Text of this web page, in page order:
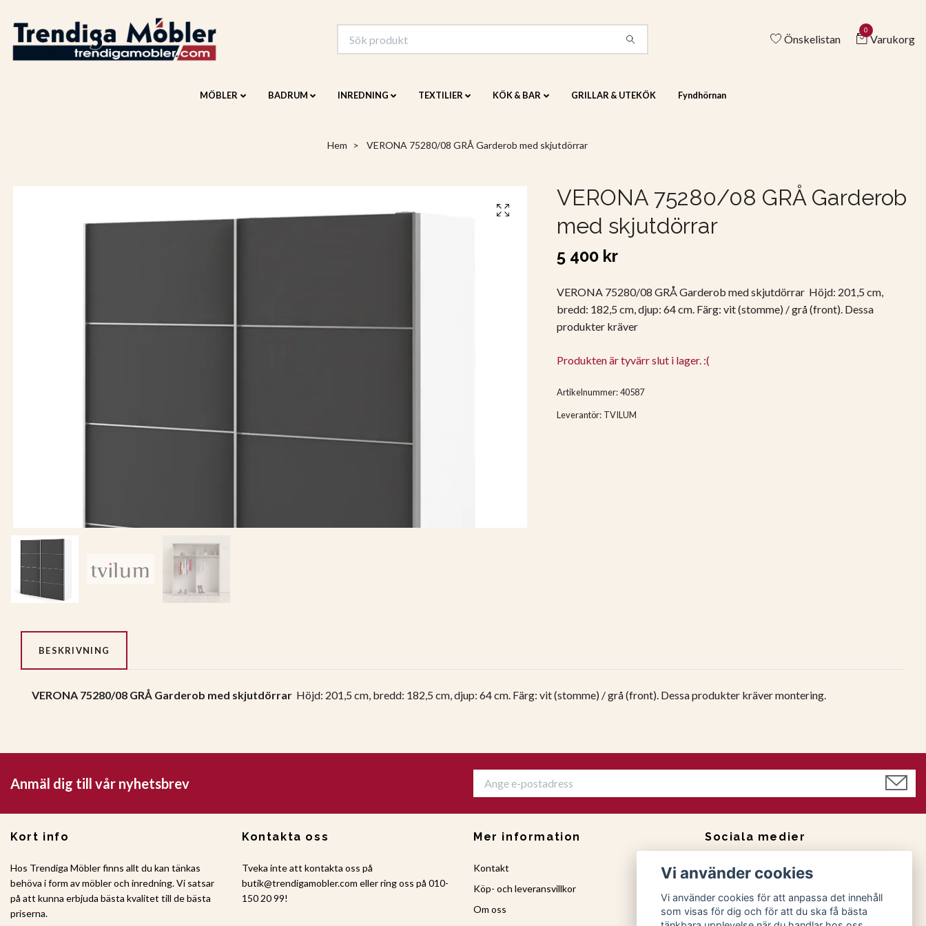
Önskelistan
0
Varukorg
MÖBLER BADRUM INREDNING TEXTILIER KÖK & BAR GRILLAR & UTEKÖK Fyndhörnan
Hem VERONA 75280/08 GRÅ Garderob med skjutdörrar
VERONA 75280/08 GRÅ Garderob
med skjutdörrar
5 400 kr
VERONA 75280/08 GRÅ Garderob med skjutdörrar Höjd: 201,5 cm,
bredd: 182,5 cm, djup: 64 cm. Färg: vit (stomme) / grå (front). Dessa
produkter kräver
Produkten är tyvärr slut i lager. :(
Artikelnummer:40587
Leverantör: TVILUM
BESKRIVNING
VERONA 75280/08 GRÅ Garderob med skjutdörrar Höjd: 201,5 cm, bredd: 182,5 cm, djup: 64 cm. Färg: vit (stomme) / grå (front). Dessa produkter kräver montering.
Anmäl dig till vår nyhetsbrev
Kort info
Hos Trendiga Möbler finns allt du kan tänkas
behöva i form av möbler och inredning. Vi satsar
på att kunna erbjuda bästa kvalitet till de bästa
priserna.
Kontakta oss
Tveka inte att kontakta oss på
butik@trendigamobler.com eller ring oss på 010-
150 20 99!
Mer information
Kontakt
Köp- och leveransvillkor
Om oss
Sociala medier
Facebook
Vi använder cookies
Vi använder cookies för att anpassa det innehåll
som visas för dig och för att du ska få bästa